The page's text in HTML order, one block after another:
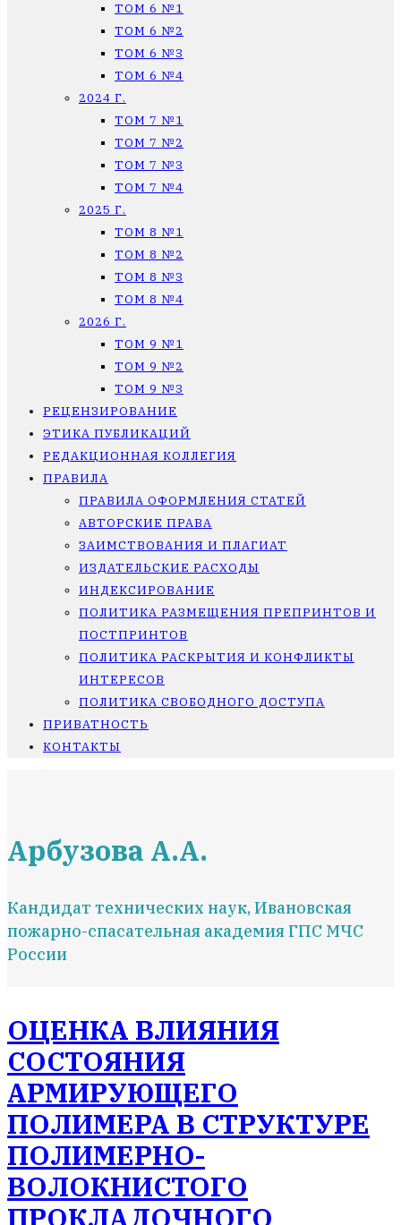
ТОМ 6 №1
ТОМ 6 №2
ТОМ 6 №3
ТОМ 6 №4
2024 Г.
ТОМ 7 №1
ТОМ 7 №2
ТОМ 7 №3
ТОМ 7 №4
2025 Г.
ТОМ 8 №1
ТОМ 8 №2
ТОМ 8 №3
ТОМ 8 №4
2026 Г.
ТОМ 9 №1
ТОМ 9 №2
ТОМ 9 №3
РЕЦЕНЗИРОВАНИЕ
ЭТИКА ПУБЛИКАЦИЙ
РЕДАКЦИОННАЯ КОЛЛЕГИЯ
ПРАВИЛА
ПРАВИЛА ОФОРМЛЕНИЯ СТАТЕЙ
АВТОРСКИЕ ПРАВА
ЗАИМСТВОВАНИЯ И ПЛАГИАТ
ИЗДАТЕЛЬСКИЕ РАСХОДЫ
ИНДЕКСИРОВАНИЕ
ПОЛИТИКА РАЗМЕЩЕНИЯ ПРЕПРИНТОВ И
ПОСТПРИНТОВ
ПОЛИТИКА РАСКРЫТИЯ И КОНФЛИКТЫ
ИНТЕРЕСОВ
ПОЛИТИКА СВОБОДНОГО ДОСТУПА
ПРИВАТНОСТЬ
КОНТАКТЫ
Арбузова А.А.
Кандидат технических наук, Ивановская
пожарно-спасательная академия ГПС МЧС
России
ОЦЕНКА ВЛИЯНИЯ
СОСТОЯНИЯ
АРМИРУЮЩЕГО
ПОЛИМЕРА В СТРУКТУРЕ
ПОЛИМЕРНО-
ВОЛОКНИСТОГО
ПРОКЛАДОЧНОГО